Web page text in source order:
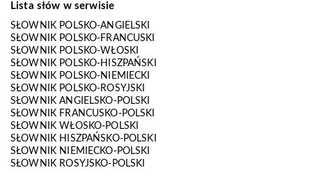
Lista słów w serwisie
SŁOWNIK POLSKO-ANGIELSKI
SŁOWNIK POLSKO-FRANCUSKI
SŁOWNIK POLSKO-WŁOSKI
SŁOWNIK POLSKO-HISZPAŃSKI
SŁOWNIK POLSKO-NIEMIECKI
SŁOWNIK POLSKO-ROSYJSKI
SŁOWNIK ANGIELSKO-POLSKI
SŁOWNIK FRANCUSKO-POLSKI
SŁOWNIK WŁOSKO-POLSKI
SŁOWNIK HISZPAŃSKO-POLSKI
SŁOWNIK NIEMIECKO-POLSKI
SŁOWNIK ROSYJSKO-POLSKI